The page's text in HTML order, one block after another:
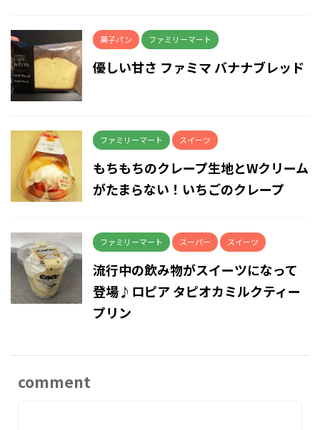
菓子パン ファミリーマート
優しい甘さ ファミマ バナナブレッド
ファミリーマート スイーツ
もちもちのクレープ生地とWクリーム
がたまらない！いちごのクレープ
ファミリーマート スーパー スイーツ
流行中の飲み物がスイーツになって
登場♪ロピア タピオカミルクティー
プリン
comment